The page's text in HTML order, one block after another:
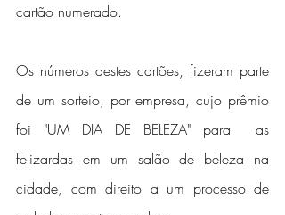
cartão numerado.
Os números destes cartões, fizeram parte
de um sorteio, por empresa, cujo prêmio
foi "UM DIA DE BELEZA" para  as
felizardas em um salão de beleza na
cidade, com direito a um processo de